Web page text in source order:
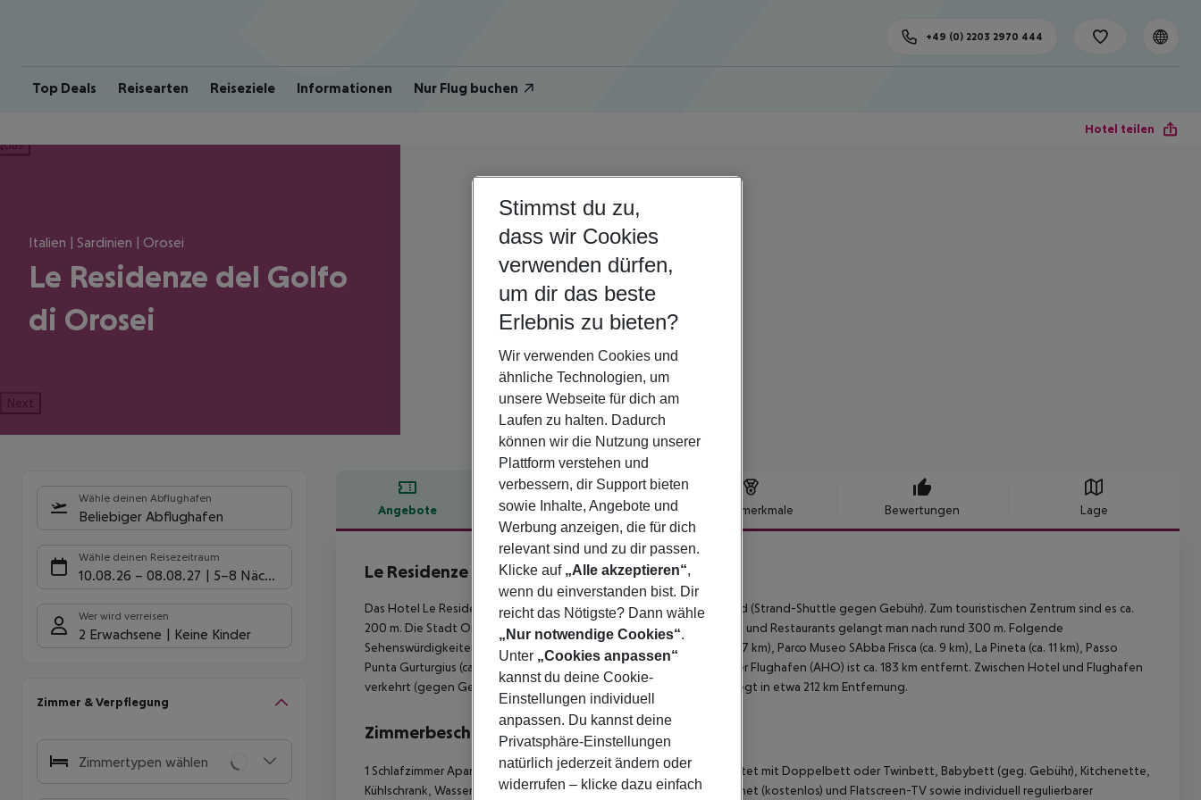
Top Deals Reisearten Reiseziele Informationen Nur Flug buchen
+49 (0) 2203 2970 444
Hotel teilen
Italien | Sardinien | Orosei
Le Residenze del Golfo
di Orosei
Next
Wähle deinen Abflughafen
Beliebiger Abflughafen
Wähle deinen Reisezeitraum
10.08.26 – 08.08.27 5-8 Nächte
Wer wird verreisen
2 Erwachsene Keine Kinder
Zimmer & Verpflegung
Zimmertypen wählen
Angebote Hotelbeschreibung Hotelmerkmale Bewertungen Lage
Hotelbeschreibung
Le Residenze del Golfo di Orosei 0
Das Hotel Le Residenze del Golfo di Orosei liegt ca. 3 km vom Strand (Strand-Shuttle gegen Gebühr). Zum touristischen Zentrum sind es ca.
200 m. Die Stadt Orosei ist ca. 400 m entfernt. Zu den nächsten Bars und Restaurants gelangt man nach rund 300 m. Folgende
Sehenswürdigkeiten sind vom Hotel aus erreichbar: Malicas Parco (ca. 7 km), Parco Museo SAbba Frisca (ca. 9 km), La Pineta (ca. 11 km), Passo
Punta Gurturgius (ca. 21 km) und Manovia Monte Spada (ca. 48 km). Der Flughafen (AHO) ist ca. 183 km entfernt. Zwischen Hotel und Flughafen
verkehrt (gegen Gebühr) ein Shuttle. Ein weiterer Flughafen (CAG) liegt in etwa 212 km Entfernung.
Zimmerbeschreibung
1 Schlafzimmer Apartment: Die Zimmer mit Wohnraum sind ausgestattet mit Doppelbett oder Twinbett, Babybett (geg. Gebühr), Kitchenette,
Kühlschrank, Wasserkocher (geg. Gebühr), Gemeinschaftspool, Internet (kostenlos) und Flatscreen-TV sowie individuell regulierbarer
Stimmst du zu,
dass wir Cookies
verwenden dürfen,
um dir das beste
Erlebnis zu bieten?
Wir verwenden Cookies und
ähnliche Technologien, um
unsere Webseite für dich am
Laufen zu halten. Dadurch
können wir die Nutzung unserer
Plattform verstehen und
verbessern, dir Support bieten
sowie Inhalte, Angebote und
Werbung anzeigen, die für dich
relevant sind und zu dir passen.
Klicke auf „Alle akzeptieren“,
wenn du einverstanden bist. Dir
reicht das Nötigste? Dann wähle
„Nur notwendige Cookies“.
Unter „Cookies anpassen“
kannst du deine Cookie-
Einstellungen individuell
anpassen. Du kannst deine
Privatsphäre-Einstellungen
natürlich jederzeit ändern oder
widerrufen – klicke dazu einfach